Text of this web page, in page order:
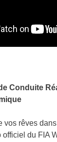
Conduite
vos rêves
officiel du FIA